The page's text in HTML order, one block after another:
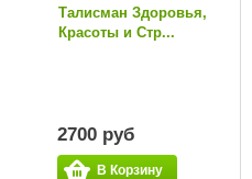
Талисман Здоровья,
Красоты и Стр...
2700 руб
В Корзину